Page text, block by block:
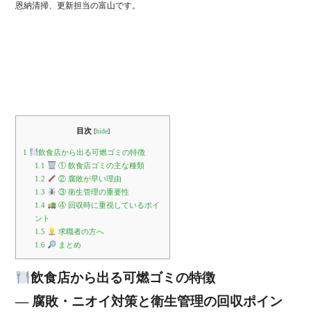
恩納清掃、更新担当の富山です。
目次 [hide]
1
飲食店から出る可燃ゴミの特徴
1.1
① 飲食店ゴミの主な種類
1.2
② 腐敗が早い理由
1.3
③ 衛生管理の重要性
1.4
④ 回収時に重視しているポイ
ント
1.5
求職者の方へ
1.6
まとめ
飲食店から出る可燃ゴミの特徴
― 腐敗・ニオイ対策と衛生管理の回収ポイン